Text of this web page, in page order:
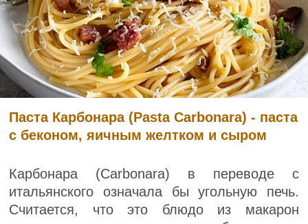
Паста Карбонара (Pasta Carbonara) - паста
с беконом, яичным желтком и сыром
Карбонара (Carbonara) в переводе с
итальянского означала бы угольную печь.
Считается, что это блюдо из макарон